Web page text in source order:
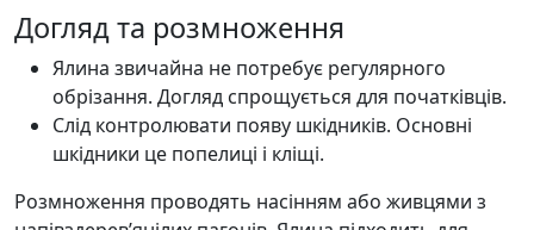
Догляд та розмноження
Ялина звичайна не потребує регулярного
обрізання. Догляд спрощується для початківців.
Слід контролювати появу шкідників. Основні
шкідники це попелиці і кліщі.
Розмноження проводять насінням або живцями з